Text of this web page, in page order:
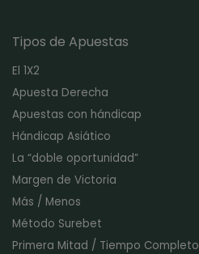
Tipos de Apuestas
El 1X2
Apuesta Derecha
Apuestas con hándicap
Hándicap Asiático
La “doble oportunidad”
Margen de Victoria
Más / Menos
Método Surebet
Primera Mitad / Tiempo Completo